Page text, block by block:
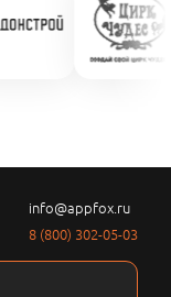
info@appfox.ru
8 (800) 302-05-03